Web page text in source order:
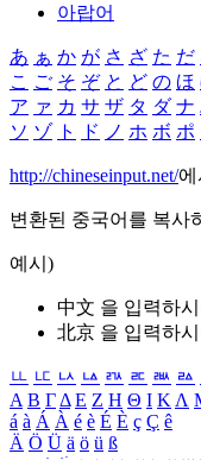
아랍어
あ ぁ か が さ ざ た だ
こ ご そ ぞ と ど の ほ
ア ァ カ サ ザ タ ダ ナ
ソ ゾ ト ド ノ ホ ボ ポ
http://chineseinput.net/에
변환된 중국어를 복사
예시)
中文 을 입력하
北京 을 입력하
ㅥ ㅦ ㅧ ㅨ ㅩ ㅪ ㅫ ㅬ
Α Β ΓΔ Ε Ζ Η Θ Ι ΚΛ
á à Á À é è É È ç Ç ê
Ä Ö Ü ä ö ü ß